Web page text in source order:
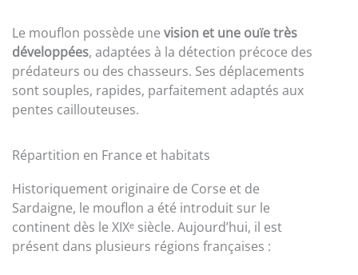
Le mouflon possède une vision et une ouïe très
développées, adaptées à la détection précoce des
prédateurs ou des chasseurs. Ses déplacements
sont souples, rapides, parfaitement adaptés aux
pentes caillouteuses.
Répartition en France et habitats
Historiquement originaire de Corse et de
Sardaigne, le mouflon a été introduit sur le
continent dès le XIXᵉ siècle. Aujourd’hui, il est
présent dans plusieurs régions françaises :